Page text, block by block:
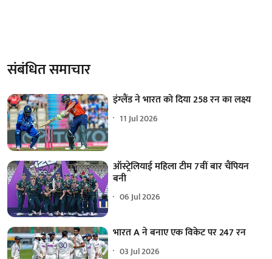
संबंधित समाचार
इंग्लैंड ने भारत को दिया 258 रन का लक्ष्य
11 Jul 2026
ऑस्ट्रेलियाई महिला टीम 7वीं बार चैंपियन
बनी
06 Jul 2026
भारत A ने बनाए एक विकेट पर 247 रन
03 Jul 2026